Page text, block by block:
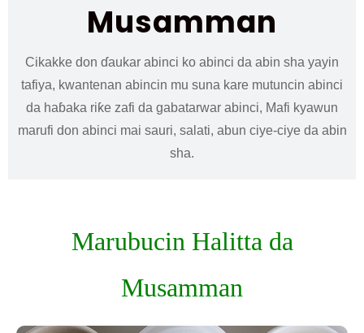
Musamman
Cikakke don ɗaukar abinci ko abinci da abin sha yayin
tafiya, kwantenan abincin mu suna kare mutuncin abinci
da haɓaka riƙe zafi da gabatarwar abinci, Mafi kyawun
marufi don abinci mai sauri, salati, abun ciye-ciye da abin
sha.
Marubucin Halitta da
Musamman